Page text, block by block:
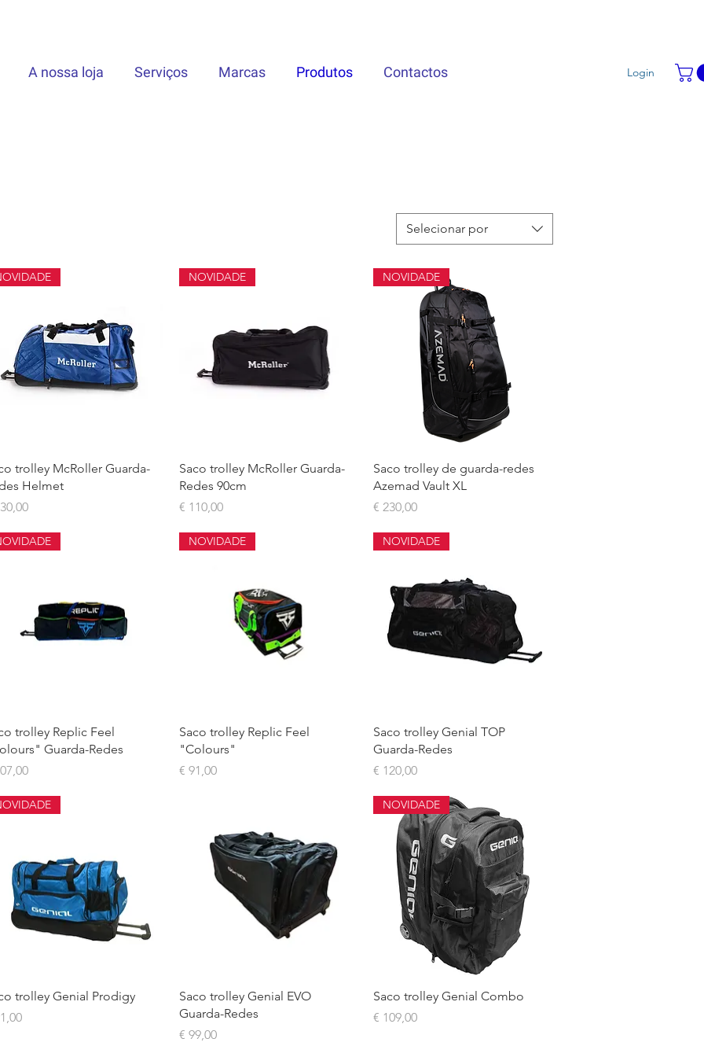
A nossa loja Serviços Marcas Produtos Contactos Login
Selecionar por
Visualização rápida
trolley McRoller Guarda-
Helmet
Visualização rápida
NOVIDADE
Saco trolley McRoller Guarda-
Redes 90cm
Preço
€ 110,00
Visualização rápida
NOVIDADE
Saco trolley de guarda-redes
Azemad Vault XL
Preço
€ 230,00
Visualização rápida
trolley Replic Feel
Guarda-Redes
Visualização rápida
NOVIDADE
Saco trolley Replic Feel
"Colours"
Preço
€ 91,00
Visualização rápida
NOVIDADE
Saco trolley Genial TOP
Guarda-Redes
Preço
€ 120,00
Visualização rápida
trolley Genial Prodigy
Visualização rápida
Saco trolley Genial EVO
Guarda-Redes
Preço
€ 99,00
Visualização rápida
NOVIDADE
Saco trolley Genial Combo
Preço
€ 109,00